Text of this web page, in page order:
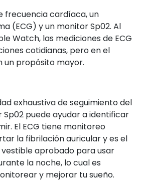
frecuencia cardíaca, un
(ECG) y un monitor Sp02. Al
Watch, las mediciones de ECG
cotidianas, pero en el
un propósito mayor.
exhaustiva de seguimiento del
Sp02 puede ayudar a identificar
El ECG tiene monitoreo
la fibrilación auricular y es el
aprobado para usar
la noche, lo cual es
y mejorar tu sueño.